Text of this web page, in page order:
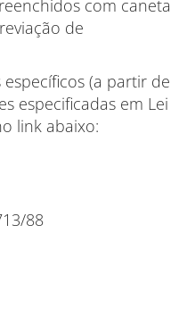
com caneta
de
(a partir de
especificadas em Lei
link abaixo:
88